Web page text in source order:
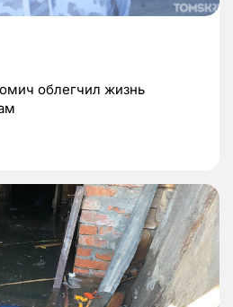
облегчил жизнь